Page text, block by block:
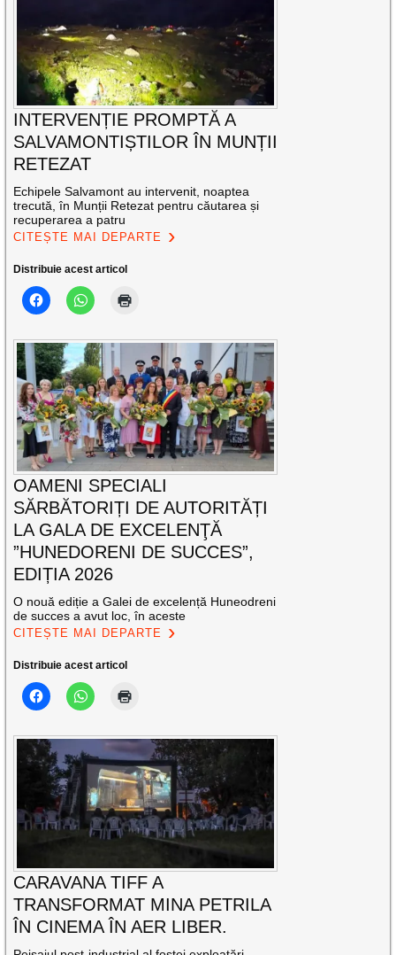
INTERVENȚIE PROMPTĂ A
SALVAMONTIȘTILOR ÎN MUNȚII
RETEZAT
Echipele Salvamont au intervenit, noaptea
trecută, în Munții Retezat pentru căutarea și
recuperarea a patru
CITEȘTE MAI DEPARTE
Distribuie acest articol
OAMENI SPECIALI
SĂRBĂTORIȚI DE AUTORITĂȚI
LA GALA DE EXCELENŢĂ
”HUNEDORENI DE SUCCES”,
EDIȚIA 2026
O nouă ediție a Galei de excelență Huneodreni
de succes a avut loc, în aceste
CITEȘTE MAI DEPARTE
Distribuie acest articol
CARAVANA TIFF A
TRANSFORMAT MINA PETRILA
ÎN CINEMA ÎN AER LIBER.